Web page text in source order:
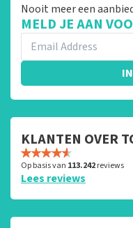
Nooit meer een
MELD JE AAN
KLANTEN OVER
Op basis van 113.242reviews
Lees reviews